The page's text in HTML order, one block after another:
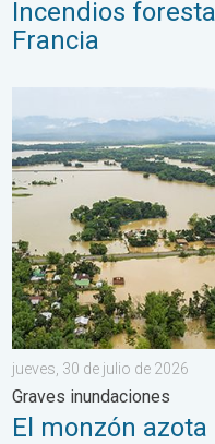
Incendios
Francia
El monzón azota
jueves, 30 de julio de 2026
Graves inundaciones
El monzón